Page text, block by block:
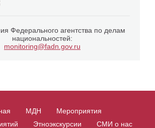
Федерального агентства по делам
национальностей:
monitoring@fadn.gov.ru
МДН
Мероприятия
Этноэкскурсии
СМИ о нас